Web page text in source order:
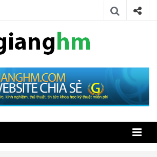
gianghm
kỹ thuật miễn phí